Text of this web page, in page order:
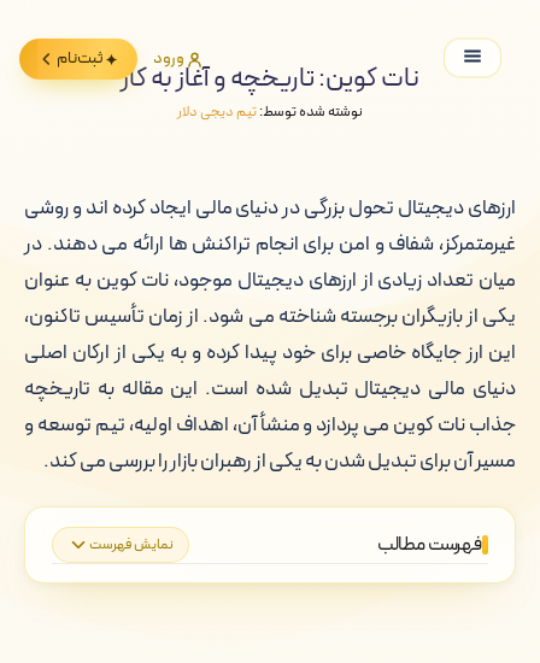
ورود ثبت‌نام
نات کوین: تاریخچه و آغاز به کار
نوشته شده توسط:تیم دیجی دلار
ارزهای دیجیتال تحول بزرگی در دنیای مالی ایجاد کرده اند و روشی
غیرمتمرکز، شفاف و امن برای انجام تراکنش ها ارائه می دهند. در
میان تعداد زیادی از ارزهای دیجیتال موجود، نات کوین به عنوان
یکی از بازیگران برجسته شناخته می شود. از زمان تأسیس تاکنون،
این ارز جایگاه خاصی برای خود پیدا کرده و به یکی از ارکان اصلی
دنیای مالی دیجیتال تبدیل شده است. این مقاله به تاریخچه
جذاب نات کوین می پردازد و منشأ آن، اهداف اولیه، تیم توسعه و
مسیر آن برای تبدیل شدن به یکی از رهبران بازار را بررسی می کند.
فهرست مطالب نمایش فهرست
روزهای اولیه نات کوین